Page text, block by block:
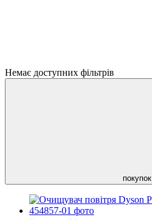
Немає доступних фільтрів
покупок